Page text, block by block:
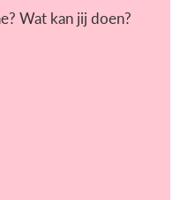
Wat kan jij doen?